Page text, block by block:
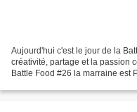
Aujourd'hui c'est le jour de la
créativité, partage et la passion
Battle Food #26 la marraine est